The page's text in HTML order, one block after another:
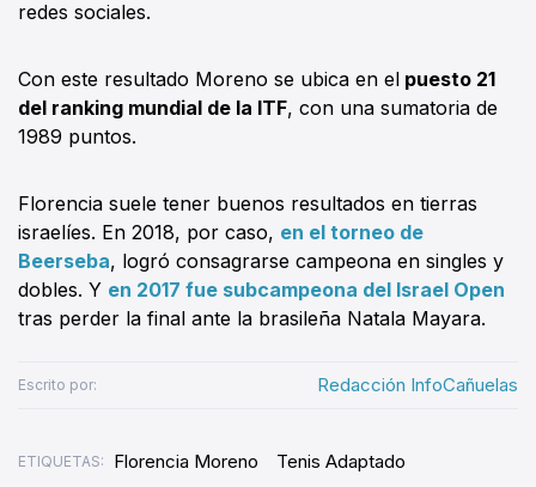
redes sociales.
Con este resultado Moreno se ubica en el puesto 21
del ranking mundial de la ITF, con una sumatoria de
1989 puntos.
Florencia suele tener buenos resultados en tierras
israelíes. En 2018, por caso, en el torneo de
Beerseba, logró consagrarse campeona en singles y
dobles. Y en 2017 fue subcampeona del Israel Open
tras perder la final ante la brasileña Natala Mayara.
Escrito por: Redacción InfoCañuelas
ETIQUETAS: Florencia Moreno Tenis Adaptado